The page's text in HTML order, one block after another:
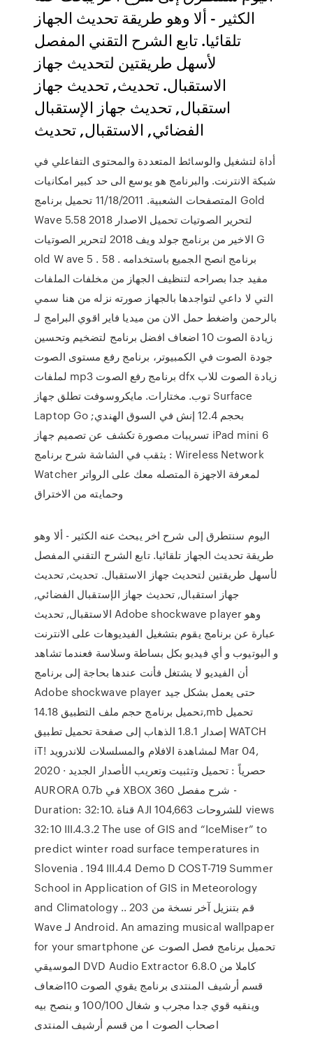
الكثير - ألا وهو طريقة تحديث الجهاز
تلقائيا. تابع الشرح التقني المفصل
لأسهل طريقتين لتحديث جهاز
الاستقبال. تحديث, تحديث جهاز
استقبال, تحديث جهاز الإستقبال
الفضائي, الاستقبال, تحديث
أداة لتشغيل والوسائط المتعددة والمحتوى التفاعلي في
شبكة الانترنت. والبرنامج هو يوسع الى حد كبير امكانيات
المتصفحات الشعبية. 11/18/2011 تحميل برنامج Gold
Wave 5.58 2018 لتحرير الصوتيات تحميل الاصدار
الاخير من برنامج جولد ويف 2018 لتحرير الصوتيات G
old W ave 5 . 58 . برنامج انصح الجميع باستخدامه
مفيد جدا بصراحه لتنظيف الجهاز من مخلفات الملفات
التي لا داعي لتواجدها بالجهاز صورته نزله من هنا سمي
بالرحمن واضغط حمل الان من ميديا فاير اقوي البرامج لـ
زيادة الصوت 10 اضعاف افضل برنامج لتضخيم وتحسين
جودة الصوت في الكمبيوتر، برنامج رفع مستوى الصوت
لملفات mp3 برنامج رفع الصوت dfx زيادة الصوت للاب
توب. مختارات. مايكروسوفت تطلق جهاز Surface
Laptop Go بحجم 12.4 إنش في السوق الهندي;
تسريبات مصورة تكشف عن تصميم جهاز iPad mini 6
بثقب في الشاشة شرح برنامج : Wireless Network
Watcher لمعرفة الاجهزة المتصله معك على الرواتر
وحمايته من الاختراق
اليوم سنتطرق إلى شرح اخر يبحث عنه الكثير - ألا وهو
طريقة تحديث الجهاز تلقائيا. تابع الشرح التقني المفصل
لأسهل طريقتين لتحديث جهاز الاستقبال. تحديث, تحديث
جهاز استقبال, تحديث جهاز الإستقبال الفضائي,
الاستقبال, تحديث Adobe shockwave player وهو
عبارة عن برنامج يقوم بتشغيل الفيديوهات على الانترنت
و اليوتيوب و أي فيديو بكل بساطة وسلاسة فعندما تشاهد
أن الفيديو لا يشتغل فأنت عندها بحاجة إلى برنامج
Adobe shockwave player حتى يعمل بشكل جيد
,تحميل برنامج حجم ملف التطبيق 14.18mb تحميل
إصدار 1.8.1 الذهاب إلى صفحة تحميل تطبيق WATCH
iT! لمشاهدة الافلام والمسلسلات للاندرويد Mar 04,
2020 · حصرياً : تحميل وتثبيت وتعريب الأصدار الجديد
AURORA 0.7b في XBOX 360 شرح مفصل -
Duration: 32:10. قناة AJI للشروحات 104,663 views
32:10 III.4.3.2 The use of GIS and “IceMiser” to
predict winter road surface temperatures in
Slovenia . 194 III.4.4 Demo D COST-719 Summer
School in Application of GIS in Meteorology
and Climatology .. 203 قم بتنزيل آخر نسخة من
Wave لـ Android. An amazing musical wallpaper
for your smartphone تحميل برنامج فصل الصوت عن
الموسيقي DVD Audio Extractor 6.8.0 كاملا من
قسم أرشيف المنتدى برنامج يقوي الصوت 10اضعاف
وينقيه قوي جدا مجرب و شغال 100/100 و بنصح بيه
اصحاب الصوت ا من قسم أرشيف المنتدى